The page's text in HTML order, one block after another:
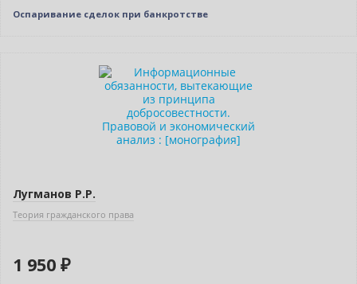
Оспаривание сделок при банкротстве
Лугманов Р.Р.
Теория гражданского права
1 950 ₽